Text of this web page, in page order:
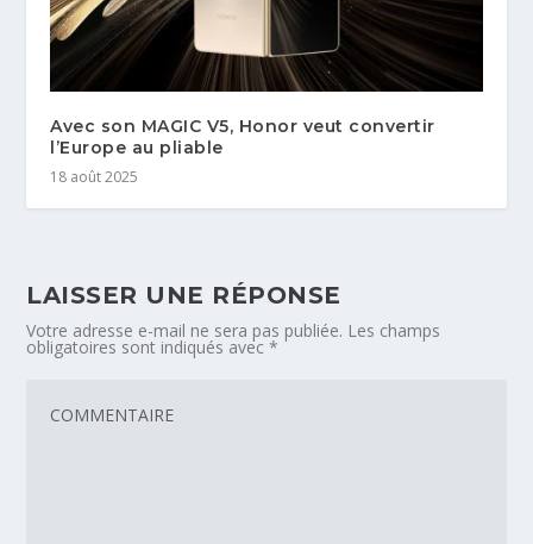
Avec son MAGIC V5, Honor veut convertir
l’Europe au pliable
18 août 2025
LAISSER UNE RÉPONSE
Votre adresse e-mail ne sera pas publiée. Les champs
obligatoires sont indiqués avec*